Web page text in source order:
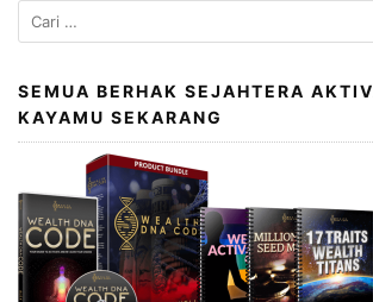
Cari
untuk:
SEMUA BERHAK SEJAHTERA
KAYAMU SEKARANG